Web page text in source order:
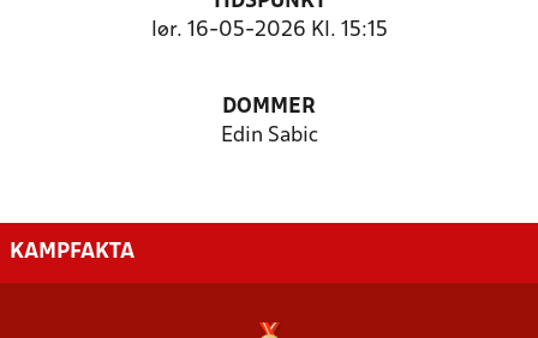
lør. 16-05-2026 Kl. 15:15
DOMMER
Edin Sabic
KAMPFAKTA